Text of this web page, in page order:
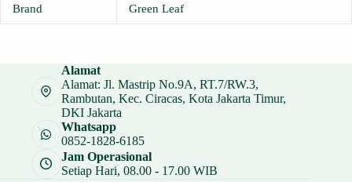
Brand Green Leaf
Alamat
Alamat: Jl. Mastrip No.9A, RT.7/RW.3,
Rambutan, Kec. Ciracas, Kota Jakarta Timur,
DKI Jakarta
Whatsapp
0852-1828-6185
Jam Operasional
Setiap Hari, 08.00 - 17.00 WIB